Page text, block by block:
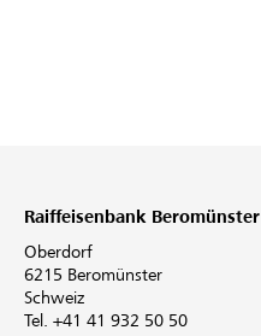
Raiffeisenbank Beromünster
Oberdorf
6215 Beromünster
Schweiz
Tel. +41 41 932 50 50